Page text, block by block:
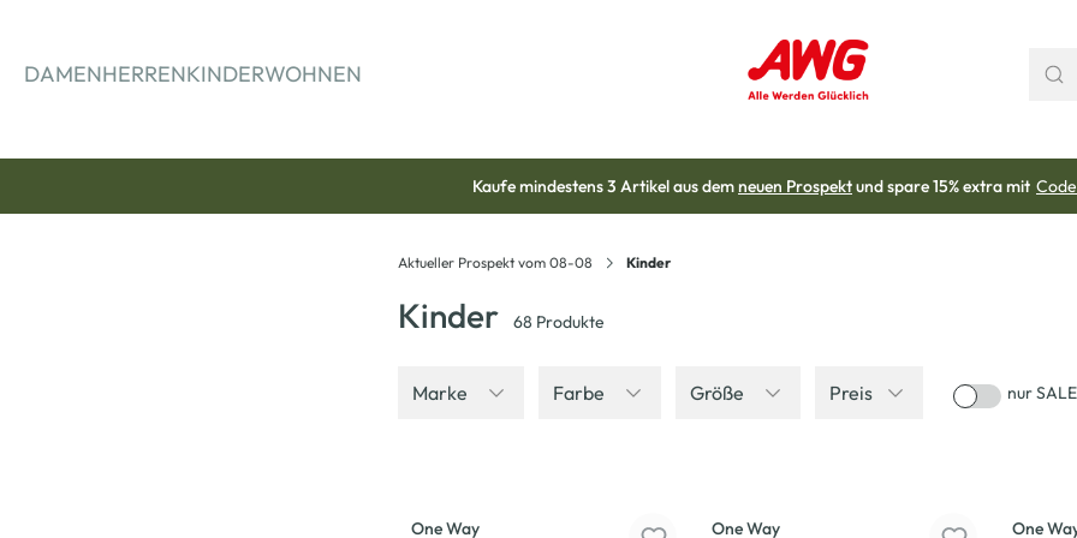
DAMENHERRENKINDERWOHNEN
Kaufe mindestens 3 Artikel aus demneuen Prospektund spare 15% extra mit
Aktueller Prospekt vom 08-08 Kinder
Kinder 68 Produkte
Marke Farbe Größe Preis nur
One Way
One Way
One